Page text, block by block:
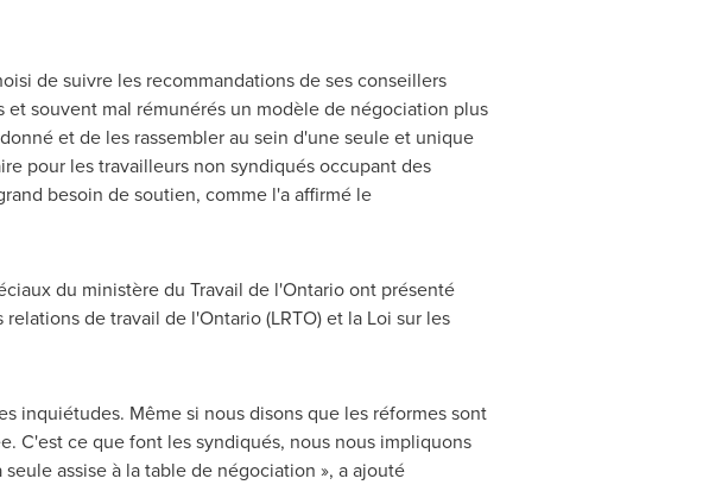
de suivre les recommandations de ses conseillers
souvent mal rémunérés un modèle de négociation plus
et de les rassembler au sein d'une seule et unique
pour les travailleurs non syndiqués occupant des
besoin de soutien, comme l'a affirmé le
du ministère du Travail de l'Ontarioont présenté
relations de travail de l'Ontario(LRTO) et la Loi sur les
inquiétudes. Même si nous disons que les réformes sont
C'est ce que font les syndiqués, nous nous impliquons
assise à la table de négociation », a ajouté